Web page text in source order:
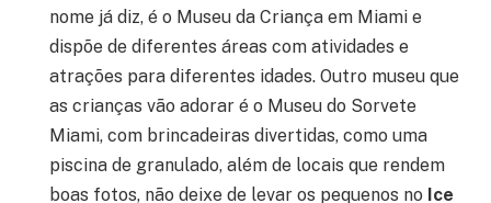
nome já diz, é o Museu da Criança em Miami e
dispõe de diferentes áreas com atividades e
atrações para diferentes idades. Outro museu que
as crianças vão adorar é o Museu do Sorvete
Miami, com brincadeiras divertidas, como uma
piscina de granulado, além de locais que rendem
boas fotos, não deixe de levar os pequenos no Ice